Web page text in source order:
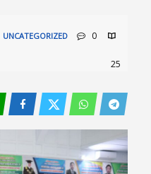
UNCATEGORIZED 0
25